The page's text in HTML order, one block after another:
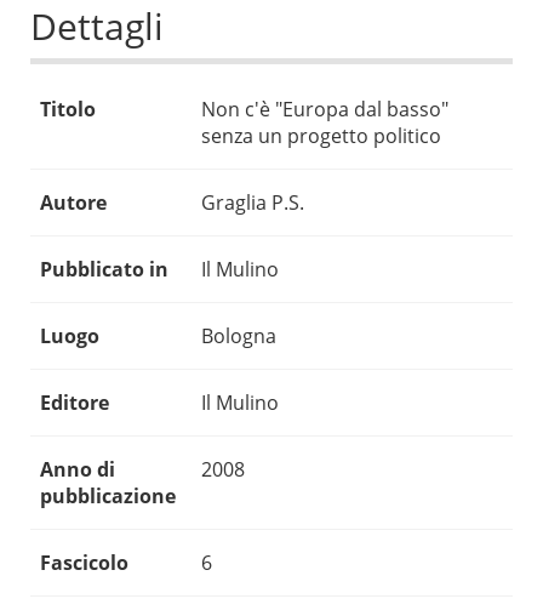
Dettagli
Titolo
Non c'è "Europa dal basso"
senza un progetto politico
Autore Graglia P.S.
Pubblicato in Il Mulino
Luogo Bologna
Editore Il Mulino
Anno di
pubblicazione
2008
Fascicolo 6